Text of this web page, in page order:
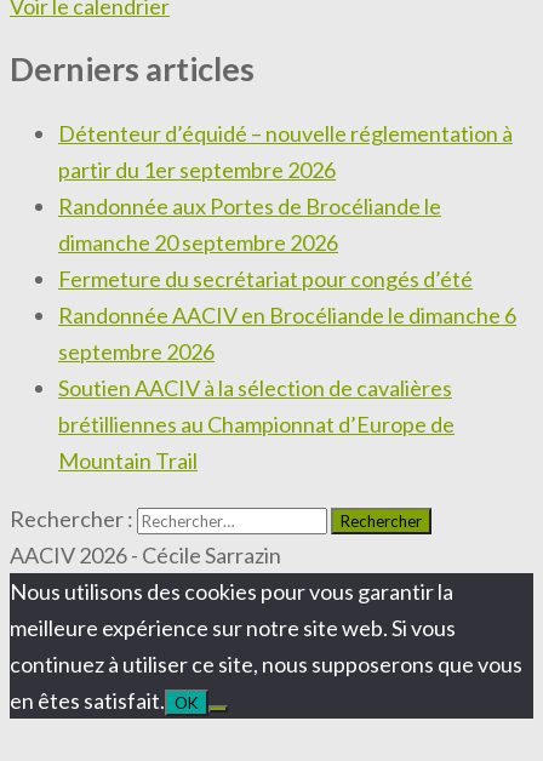
Voir le calendrier
Derniers articles
Détenteur d’équidé – nouvelle réglementation à
partir du 1er septembre 2026
Randonnée aux Portes de Brocéliande le
dimanche 20 septembre 2026
Fermeture du secrétariat pour congés d’été
Randonnée AACIV en Brocéliande le dimanche 6
septembre 2026
Soutien AACIV à la sélection de cavalières
brétilliennes au Championnat d’Europe de
Mountain Trail
Rechercher :
AACIV 2026 - Cécile Sarrazin
Nous utilisons des cookies pour vous garantir la
meilleure expérience sur notre site web. Si vous
continuez à utiliser ce site, nous supposerons que vous
en êtes satisfait. OK